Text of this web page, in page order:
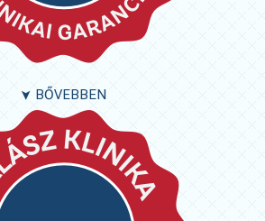
➤ BŐVEBBEN